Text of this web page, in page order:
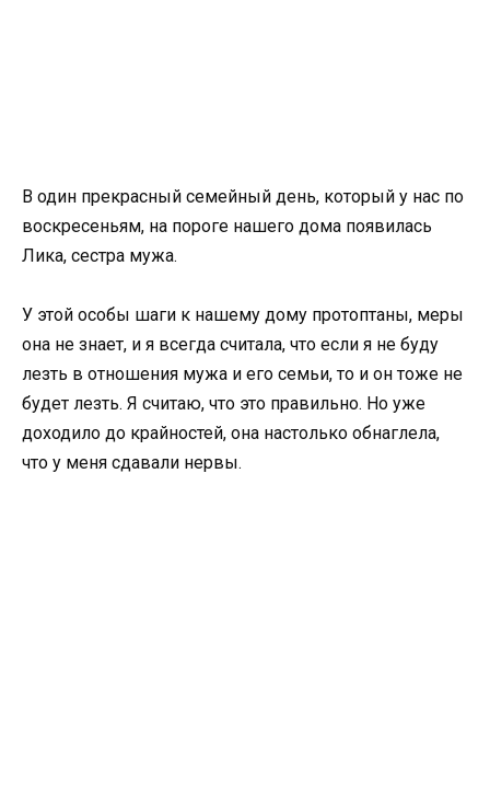
В один прекрасный семейный день, который у нас по
воскресеньям, на пороге нашего дома появилась
Лика, сестра мужа.
У этой особы шаги к нашему дому протоптаны, меры
она не знает, и я всегда считала, что если я не буду
лезть в отношения мужа и его семьи, то и он тоже не
будет лезть. Я считаю, что это правильно. Но уже
доходило до крайностей, она настолько обнаглела,
что у меня сдавали нервы.